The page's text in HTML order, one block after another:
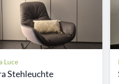
Luce
Stehleuchte